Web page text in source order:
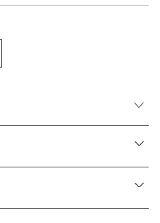
+
para productos
+